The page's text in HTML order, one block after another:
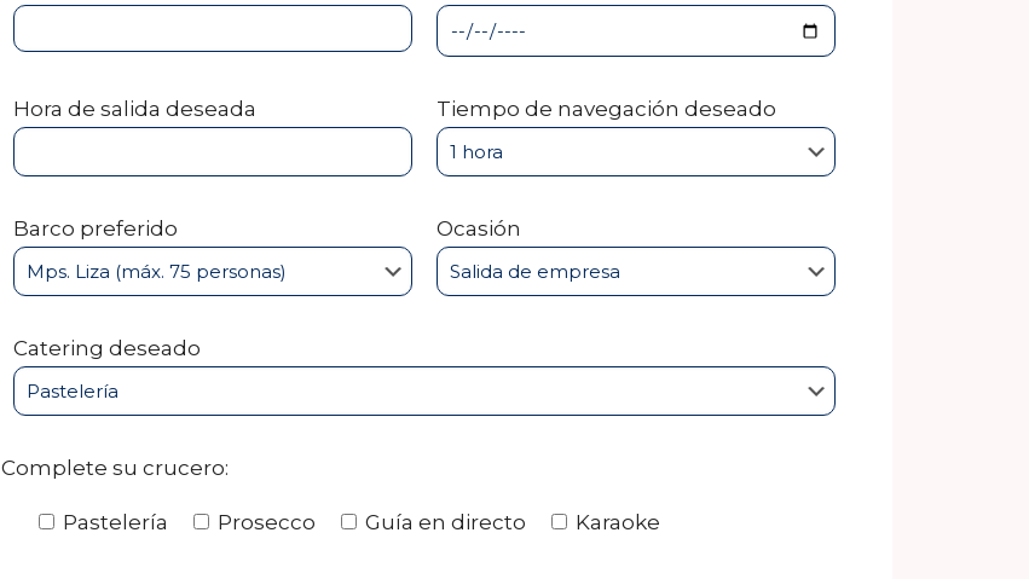
Hora de salida deseada Tiempo de navegación deseado
Barco preferido Ocasión
Catering deseado
Complete su crucero:
Pastelería Prosecco Guía en directo Karaoke